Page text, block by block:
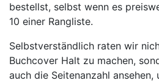
bestellst, selbst wenn es
10 einer Rangliste.
Selbstverständlich raten wir
Buchcover Halt zu machen,
auch die Seitenanzahl ansehen,